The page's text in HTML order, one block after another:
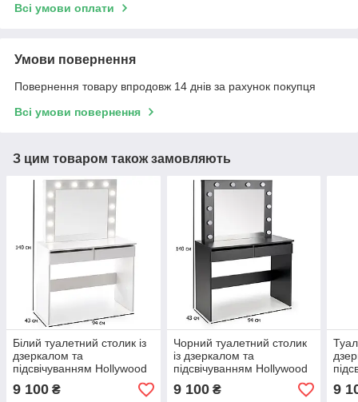
Всі умови оплати
Умови повернення
Повернення товару впродовж 14 днів за рахунок покупця
Всі умови повернення
З цим товаром також замовляють
Білий туалетний столик із
дзеркалом та
підсвічуванням Hollywood
94х43 см із висувними
шухлядами в спальню
9 100 ₴
Чорний туалетний столик
із дзеркалом та
підсвічуванням Hollywood
94х43 см із висувними
шухлядами в гримерну
9 100₴ 9